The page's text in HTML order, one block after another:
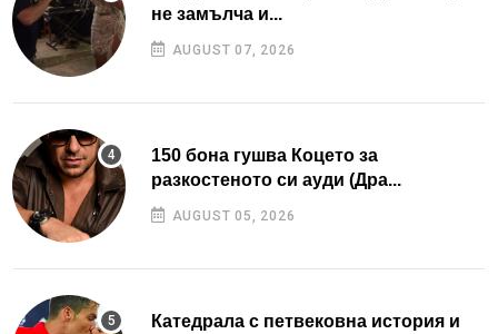
не замълча и...
AUGUST 07, 2026
150 бона гушва Коцето за
разкостеното си ауди (Дра...
AUGUST 05, 2026
Катедрала с петвековна история и